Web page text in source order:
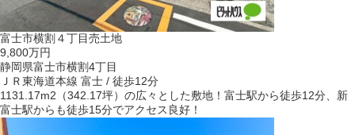
富士市横割４丁目売土地
9,800万円
静岡県富士市横割4丁目
ＪＲ東海道本線 富士 / 徒歩12分
1131.17m2（342.17坪）の広々とした敷地！富士駅から徒歩12分、新
富士駅からも徒歩15分でアクセス良好！